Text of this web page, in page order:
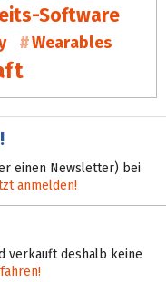
Software
Wearables
einen Newsletter) bei
anmelden!
verkauft deshalb keine